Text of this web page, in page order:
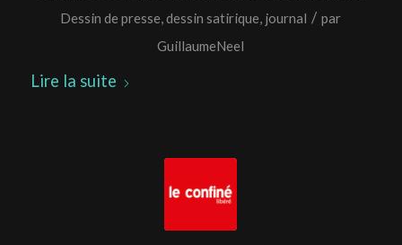
Dessin de presse,dessin satirique, journal / par
GuillaumeNeel
Lire la suite